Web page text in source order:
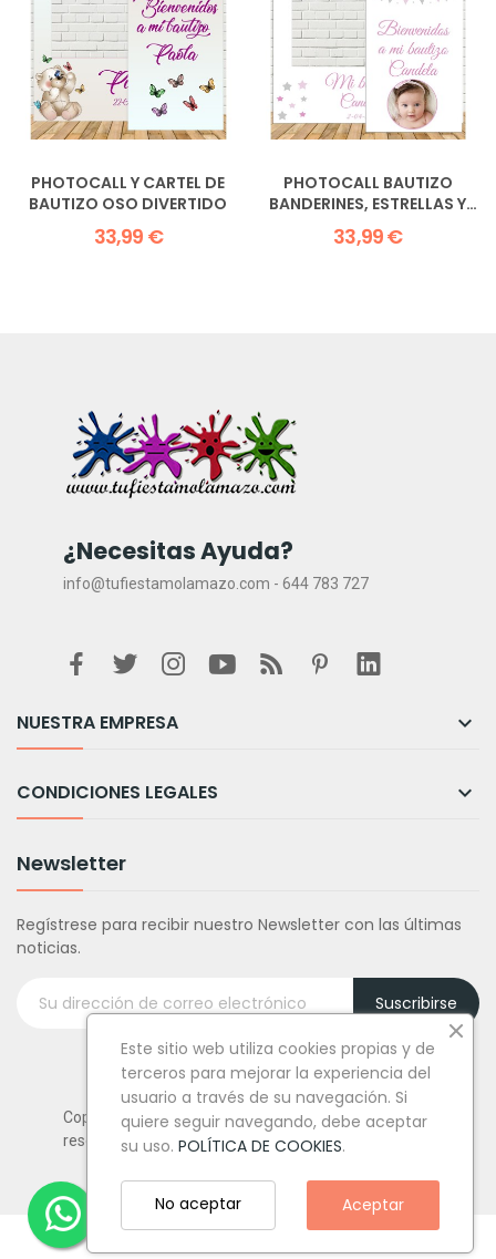
PHOTOCALL Y CARTEL DE
BAUTIZO OSO DIVERTIDO
33,99 €
PHOTOCALL BAUTIZO
BANDERINES, ESTRELLAS Y
FOTO
33,99 €
¿Necesitas Ayuda?
info@tufiestamolamazo.com - 644 783 727
NUESTRA EMPRESA 
CONDICIONES LEGALES 
Newsletter
Regístrese para recibir nuestro Newsletter con las últimas
noticias.
Suscribirse
Copyright © Tufiestamolamazo.com - Todos los derechos
reservados.
Este sitio web utiliza cookies propias y de
terceros para mejorar la experiencia del
usuario a través de su navegación. Si
quiere seguir navegando, debe aceptar
su uso. POLÍTICA DE COOKIES.
Aceptar
No aceptar